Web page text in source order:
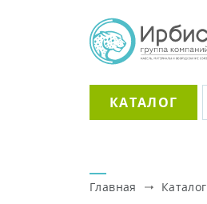
КАТАЛОГ
Главная Каталог